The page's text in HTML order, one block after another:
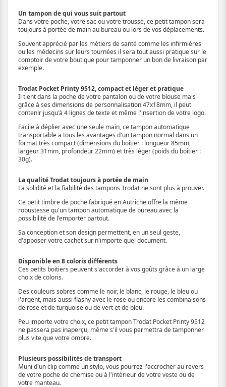
Un tampon de qui vous suit partout
Dans votre poche, votre sac ou votre trousse, ce petit tampon sera
toujours à portée de main au bureau ou lors de vos déplacements.
Souvent apprécié par les métiers de santé comme les infirmières
ou les médecins sur leurs tournées il sera tout aussi pratique sur le
comptoir de votre boutique pour tamponner un bon de livraison par
exemple.
Trodat Pocket Printy 9512, compact et léger et pratique
Il tient dans la poche de votre pantalon ou de votre blouse mais
grâce à ses dimensions de personnalisation 47x18mm, il peut
contenir jusqu'à 4 lignes de texte et même l'insertion de votre logo.
Facile à déplier avec une seule main, ce tampon automatique
transportable a tous les avantages d'un tampon normal dans un
format très compact (dimensions du boitier : longueur 85mm,
largeur 31mm, profondeur 22mm) et très léger (poids du boitier :
30g).
La qualité Trodat toujours à portée de main
La solidité et la fiabilité des tampons Trodat ne sont plus à prouver.
Ce petit timbre de poche fabriqué en Autriche offre la même
robustesse qu'un tampon automatique de bureau avec la
possibilité de l'emporter partout.
Sa conception et son design permettent, en un seul geste,
d'apposer votre cachet sur n'importe quel document.
Disponible en 8 coloris différents
Ces petits boitiers peuvent s'accorder à vos goûts grâce à un large
choix de coloris.
Des couleurs sobres comme le noir, le blanc, le rouge, le bleu ou
l'argent, mais aussi flashy avec le rose ou encore les combinaisons
de rose et de turquoise ou de vert et de bleu.
Peu importe votre choix, ce petit tampon Trodat Pocket Printy 9512
ne passera pas inaperçu, même s'il vous permettra de tamponner
plus vite que votre ombre.
Plusieurs possibilités de transport
Muni d'un clip comme un stylo, vous pourrez l'accrocher au revers
de votre poche de chemise ou à l'intérieur de votre veste ou de
votre manteau.